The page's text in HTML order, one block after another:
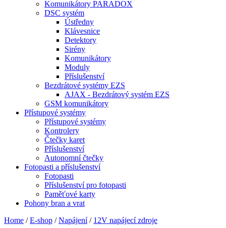
Komunikátory PARADOX
DSC systém
Ústředny
Klávesnice
Detektory
Sirény
Komunikátory
Moduly
Příslušenství
Bezdrátové systémy EZS
AJAX - Bezdrátový systém EZS
GSM komunikátory
Přístupové systémy
Přístupové systémy
Kontrolery
Čtečky karet
Příslušenství
Autonomní čtečky
Fotopasti a příslušenství
Fotopasti
Příslušenství pro fotopasti
Paměťové karty
Pohony bran a vrat
Home / E-shop / Napájení / 12V napájecí zdroje